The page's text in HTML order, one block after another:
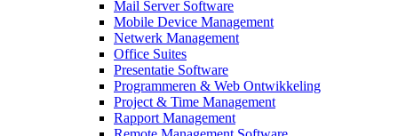
Mail Server Software
Mobile Device Management
Netwerk Management
Office Suites
Presentatie Software
Programmeren & Web Ontwikkeling
Project & Time Management
Rapport Management